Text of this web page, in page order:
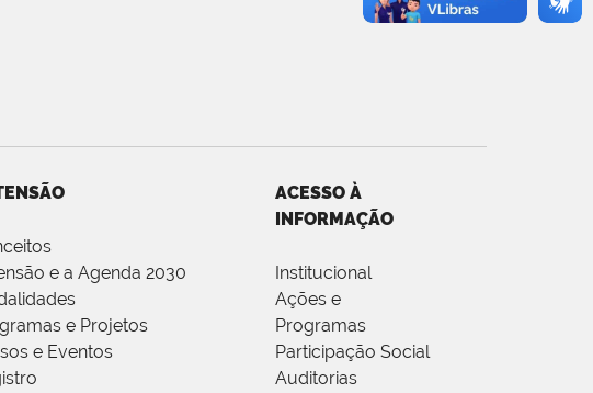
e a Agenda 2030
e Projetos
e Eventos
ACESSO À
INFORMAÇÃO
Institucional
Ações e
Programas
Participação Social
Auditorias